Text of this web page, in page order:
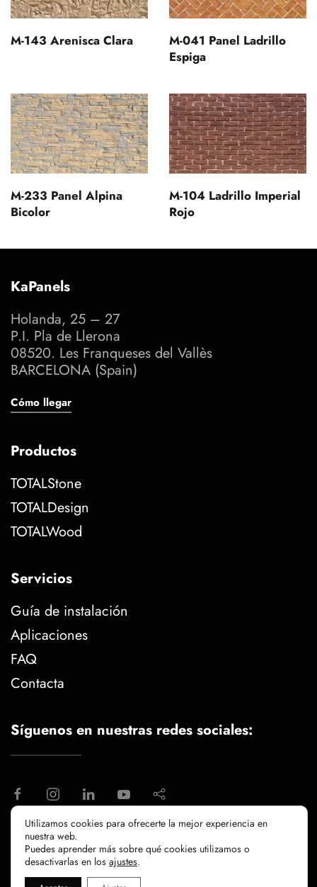
M-143 Arenisca Clara
M-041 Panel Ladrillo
Espiga
M-233 Panel Alpina
Bicolor
M-104 Ladrillo Imperial
Rojo
KaPanels
Holanda, 25 – 27
P.I. Pla de Llerona
08520. Les Franqueses del Vallès
BARCELONA (Spain)
Cómo llegar
Productos
TOTALStone
TOTALDesign
TOTALWood
Servicios
Guía de instalación
Aplicaciones
FAQ
Contacta
Síguenos en nuestras redes sociales:
aviso legal
politica de privacidad
politicia de cookies
Utilizamos cookies para ofrecerte la mejor experiencia en
nuestra web.
Puedes aprender más sobre qué cookies utilizamos o
desactivarlas en los ajustes.